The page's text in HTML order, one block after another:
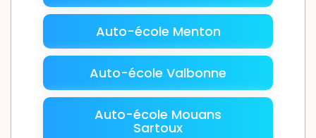
Auto-école Menton
Auto-école Valbonne
Auto-école Mouans
Sartoux